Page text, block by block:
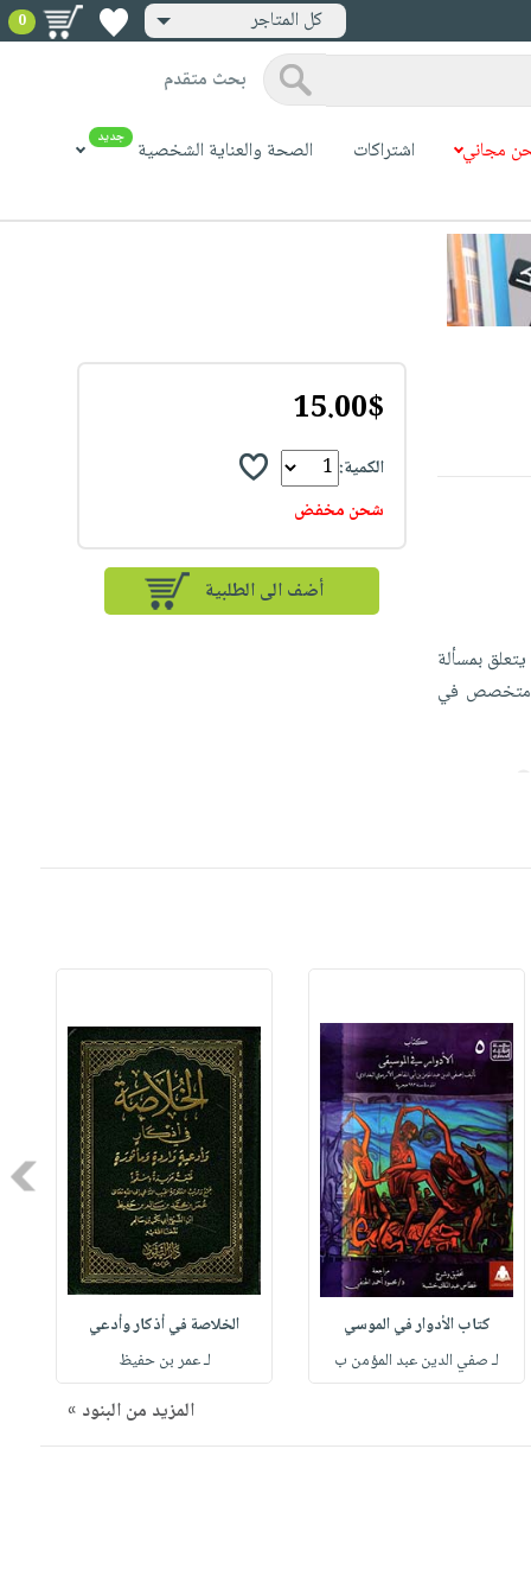
كل المتاجر 0
بحث متقدم
مجاني اشتراكات الصحة والعناية الشخصية جديد
بمسألة
متخصص في
15.00$
الكمية:
شحن مخفض
أضف الى الطلبية
كتاب الأدوار في الموسي
لـ صفي الدين عبد المؤمن ب
الخلاصة في أذكار وأدعي
لـ عمر بن حفيظ
المزيد من البنود »